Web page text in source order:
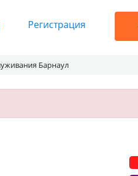
Регистрация
Барнаул